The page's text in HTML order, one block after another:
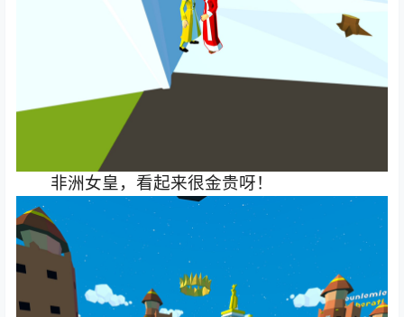
非洲女皇，看起来很金贵呀！